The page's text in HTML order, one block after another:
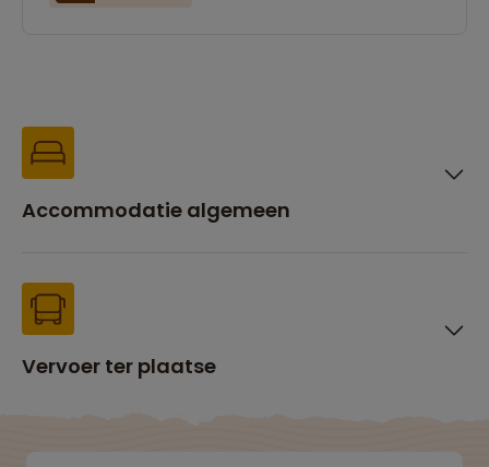
Accommodatie algemeen
Vervoer ter plaatse